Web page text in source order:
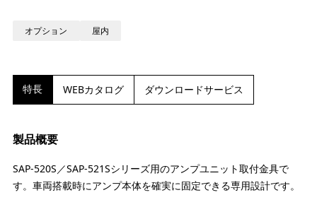
オプション 屋内
特長 WEBカタログ ダウンロードサービス
製品概要
SAP-520S／SAP-521Sシリーズ用のアンプユニット取付金具で
す。車両搭載時にアンプ本体を確実に固定できる専用設計です。